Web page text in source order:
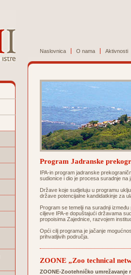
Naslovnica O nama Aktivnosti
Program Jadranske
IPA-in program jadranske
sudionice i dio je procesa suradnje na
Države koje sudjeluju u programu
države potencijalne kandidatkinje za
Program se temelji na suradnji
ciljeve IPA-e dopuštajući državama
propoisima Zajednice, razvojem
Opći cilj programa je jačanje
prihvatljivih područja.
ZOONE „Zoo technical
ZOONE-Zootehničko